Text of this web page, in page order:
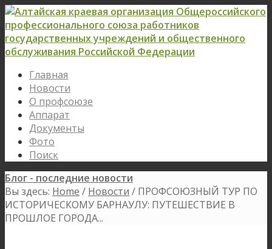
Главная
Новости
О профсоюзе
Аппарат
Документы
Фото
Поиск
Блог - последние новости
Вы здесь: Home / Новости / ПРОФСОЮЗНЫЙ ТУР ПО
ИСТОРИЧЕСКОМУ БАРНАУЛУ: ПУТЕШЕСТВИЕ В
ПРОШЛОЕ ГОРОДА...